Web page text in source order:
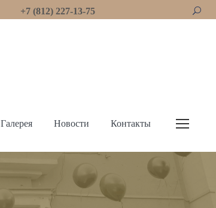
+7 (812) 227-13-75
Галерея Новости Контакты